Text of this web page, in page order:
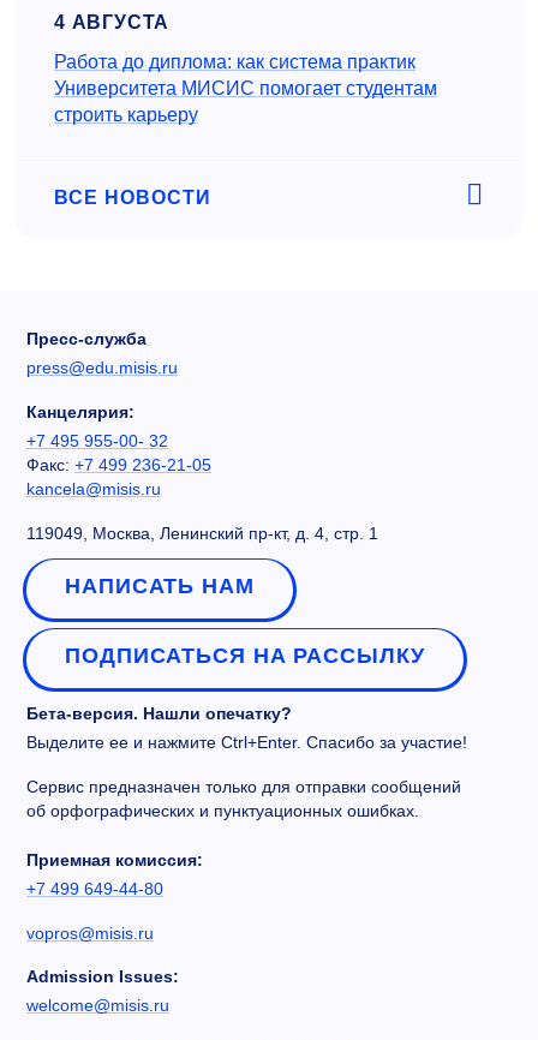
4 АВГУСТА
Работа до диплома: как система практик
Университета МИСИС помогает студентам
строить карьеру
ВСЕ НОВОСТИ
Пресс-служба
press@edu.misis.ru
Канцелярия:
+7 495 955-00- 32
Факс: +7 499 236-21-05
kancela@misis.ru
119049, Москва, Ленинский пр-кт, д. 4, стр. 1
НАПИСАТЬ НАМ
ПОДПИСАТЬСЯ НА РАССЫЛКУ
Бета-версия. Нашли опечатку?
Выделите ее и нажмите Ctrl+Enter. Спасибо за участие!
Сервис предназначен только для отправки сообщений
об орфографических и пунктуационных ошибках.
Приемная комиссия:
+7 499 649-44-80
vopros@misis.ru
Admission Issues:
welcome@misis.ru